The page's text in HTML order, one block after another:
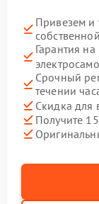
Привезем и
Гарантия
Срочный
течении
Скидка для
Получите